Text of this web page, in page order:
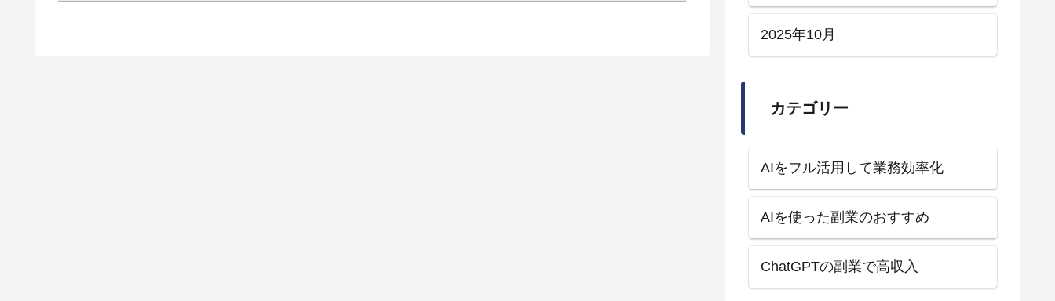
2025年10月
カテゴリー
AIをフル活用して業務効率化
AIを使った副業のおすすめ
ChatGPTの副業で高収入